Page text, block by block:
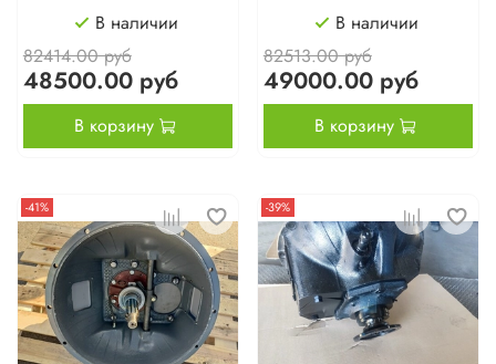
В наличии
82414.00 руб
48500.00 руб
В корзину
В наличии
82513.00 руб
49000.00 руб
В корзину
-41% -39%